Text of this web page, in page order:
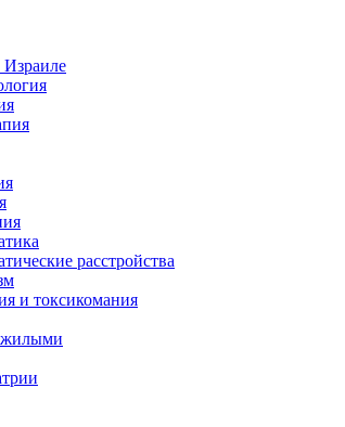
расстройства
и токсикомания